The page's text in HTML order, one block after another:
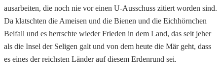
ausarbeiten, die noch nie vor einen U-Ausschuss zitiert worden sind.
Da klatschten die Ameisen und die Bienen und die Eichhörnchen
Beifall und es herrschte wieder Frieden in dem Land, das seit jeher
als die Insel der Seligen galt und von dem heute die Mär geht, dass
es eines der reichsten Länder auf diesem Erdenrund sei.